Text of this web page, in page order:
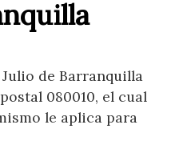
de Barranquilla
080010, el cual
le aplica para